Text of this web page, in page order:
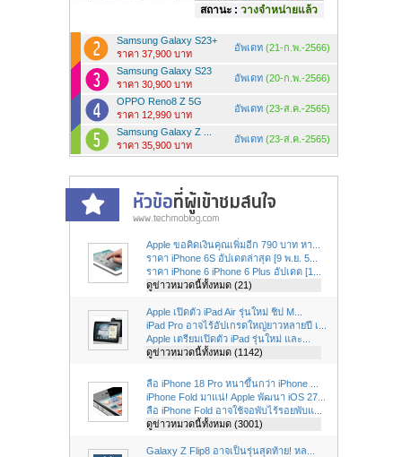
สถานะ : วางจำหน่ายแล้ว
Samsung Galaxy S23+
ราคา 37,900 บาท
อัพเดท (21-ก.พ.-2566)
Samsung Galaxy S23
ราคา 30,900 บาท
อัพเดท (20-ก.พ.-2566)
OPPO Reno8 Z 5G
ราคา 12,990 บาท
อัพเดท (23-ส.ค.-2565)
Samsung Galaxy Z ...
ราคา 35,900 บาท
อัพเดท (23-ส.ค.-2565)
Apple ขอคิดเงินคุณเพิ่มอีก 790 บาท หา...
ราคา iPhone 6S อัปเดตล่าสุด [9 พ.ย. 5...
ราคา iPhone 6 iPhone 6 Plus อัปเดต [1...
ดูข่าวหมวดนี้ทั้งหมด (21)
Apple เปิดตัว iPad Air รุ่นใหม่ ชิป M...
iPad Pro อาจไร้อัปเกรดใหญ่ยาวหลายปี เ...
Apple เตรียมเปิดตัว iPad รุ่นใหม่ และ...
ดูข่าวหมวดนี้ทั้งหมด (1142)
ลือ iPhone 18 Pro หนาขึ้นกว่า iPhone ...
iPhone Fold มาแน่! Apple พัฒนา iOS 27...
ลือ iPhone Fold อาจใช้จอพับไร้รอยพับแ...
ดูข่าวหมวดนี้ทั้งหมด (3001)
Galaxy Z Flip8 อาจเป็นรุ่นสุดท้าย! หล...